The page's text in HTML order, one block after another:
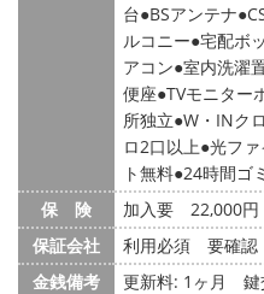
台 BSアンテナ
ルコニー 宅配ボ
アコン 室内洗濯
便座 TVモニター
所独立 W・INク
ロ2口以上 光フ
ト無料 24時間ゴ
保 険
加入要 22,000円
保証会社
利用必須 要確認
金銭備考
更新料: 1ヶ月